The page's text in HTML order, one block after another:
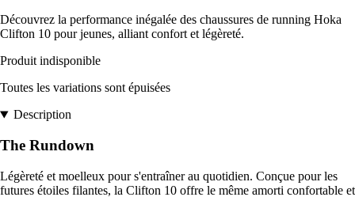
Découvrez la performance inégalée des chaussures de running Hoka
Clifton 10 pour jeunes, alliant confort et légèreté.
Produit indisponible
Toutes les variations sont épuisées
Description
The Rundown
Légèreté et moelleux pour s'entraîner au quotidien. Conçue pour les
futures étoiles filantes, la Clifton 10 offre le même amorti confortable et